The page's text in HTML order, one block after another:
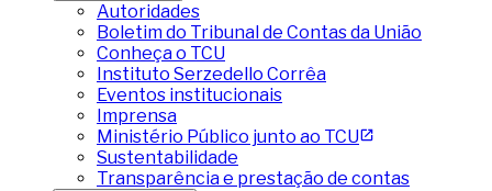
Autoridades
Boletim do Tribunal de Contas da União
Conheça o TCU
Instituto Serzedello Corrêa
Eventos institucionais
Imprensa
Ministério Público junto ao TCU
Sustentabilidade
Transparência e prestação de contas